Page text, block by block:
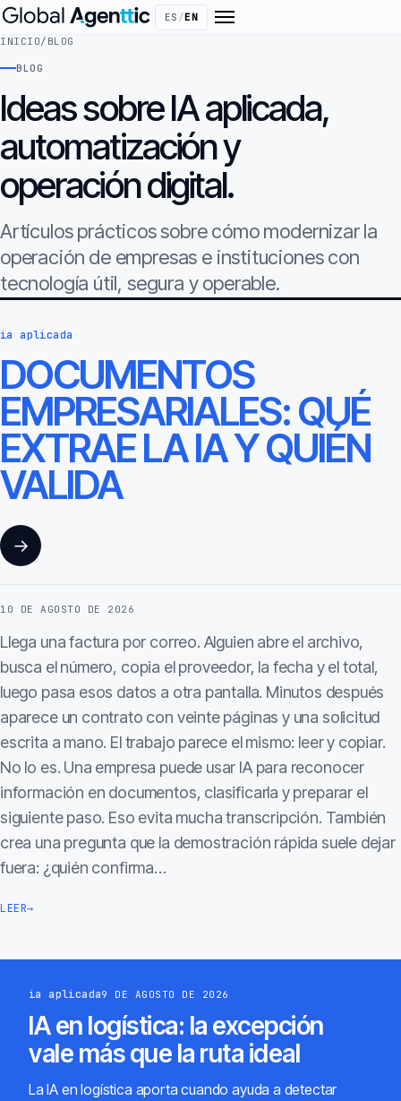
ES /EN
INICIO/ BLOG
BLOG
Ideas sobre IA aplicada,
automatización y
operación digital.
Artículos prácticos sobre cómo modernizar la
operación de empresas e instituciones con
tecnología útil, segura y operable.
ia aplicada
DOCUMENTOS
EMPRESARIALES: QUÉ
EXTRAE LA IA Y QUIÉN
VALIDA
→
10 DE AGOSTO DE 2026
Llega una factura por correo. Alguien abre el archivo,
busca el número, copia el proveedor, la fecha y el total,
luego pasa esos datos a otra pantalla. Minutos después
aparece un contrato con veinte páginas y una solicitud
escrita a mano. El trabajo parece el mismo: leer y copiar.
No lo es. Una empresa puede usar IA para reconocer
información en documentos, clasificarla y preparar el
siguiente paso. Eso evita mucha transcripción. También
crea una pregunta que la demostración rápida suele dejar
fuera: ¿quién confirma…
LEER→
ia aplicada9 DE AGOSTO DE 2026
IA en logística: la excepción
vale más que la ruta ideal
La IA en logística aporta cuando ayuda a detectar